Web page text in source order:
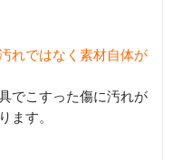
れではなく素材自体が
でこすった傷に汚れが
ます。